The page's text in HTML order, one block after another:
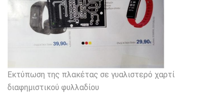
Εκτύπωση της πλακέτας σε γυαλιστερό χαρτί
διαφημιστικού φυλλαδίου